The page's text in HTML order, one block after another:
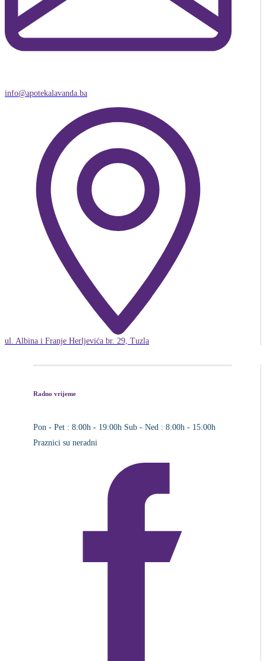
info@apotekalavanda.ba
ul. Albina i Franje Herljevića br. 29, Tuzla
Radno vrijeme
Pon - Pet : 8:00h - 19:00h Sub - Ned : 8:00h - 15:00h
Praznici su neradni